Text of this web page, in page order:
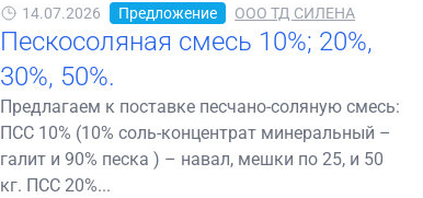
14.07.2026 Предложение ООО ТД СИЛЕНА
Пескосоляная смесь 10%; 20%,
30%, 50%.
Предлагаем к поставке песчано-соляную смесь:
ПСС 10% (10% соль-концентрат минеральный –
галит и 90% песка ) – навал, мешки по 25, и 50
кг. ПСС 20%...